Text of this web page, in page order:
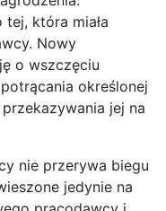
która miała
Nowy
o wszczęciu
określonej
jej na
nie przerywa biegu
jedynie na